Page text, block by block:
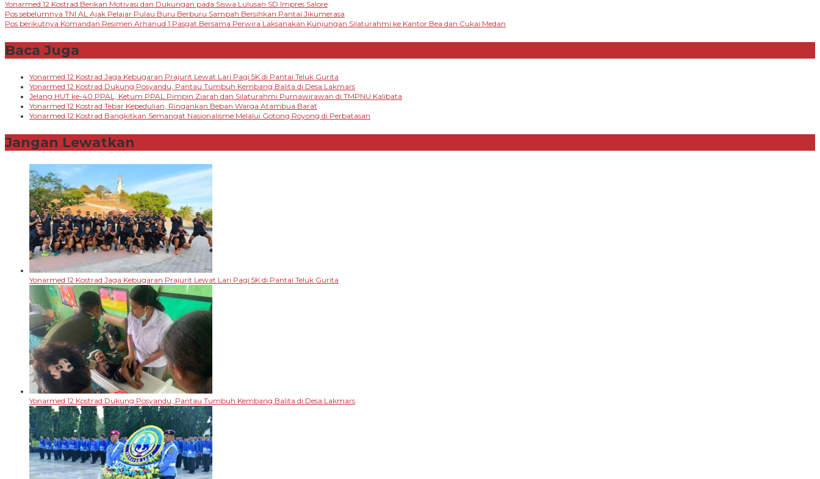
Share
Yonarmed 12 Kostrad Berikan Motivasi dan Dukungan pada Siswa Lulusan SD Impres Salore
Navigasi
Pos sebelumnya TNI AL Ajak Pelajar Pulau Buru Berburu Sampah Bersihkan Pantai Jikumerasa
Pos berikutnya Komandan Resimen Arhanud 1 Pasgat Bersama Perwira Laksanakan Kunjungan Silaturahmi ke Kantor Bea dan Cukai Medan
Baca Juga
Yonarmed 12 Kostrad Jaga Kebugaran Prajurit Lewat Lari Pagi 5K di Pantai Teluk Gurita
Yonarmed 12 Kostrad Dukung Posyandu, Pantau Tumbuh Kembang Balita di Desa Lakmars
Jelang HUT ke-40 PPAL, Ketum PPAL Pimpin Ziarah dan Silaturahmi Purnawirawan di TMPNU Kalibata
Yonarmed 12 Kostrad Tebar Kepedulian, Ringankan Beban Warga Atambua Barat
Yonarmed 12 Kostrad Bangkitkan Semangat Nasionalisme Melalui Gotong Royong di Perbatasan
Jangan Lewatkan
Yonarmed 12 Kostrad Jaga Kebugaran Prajurit Lewat Lari Pagi 5K di Pantai Teluk Gurita
Yonarmed 12 Kostrad Dukung Posyandu, Pantau Tumbuh Kembang Balita di Desa Lakmars